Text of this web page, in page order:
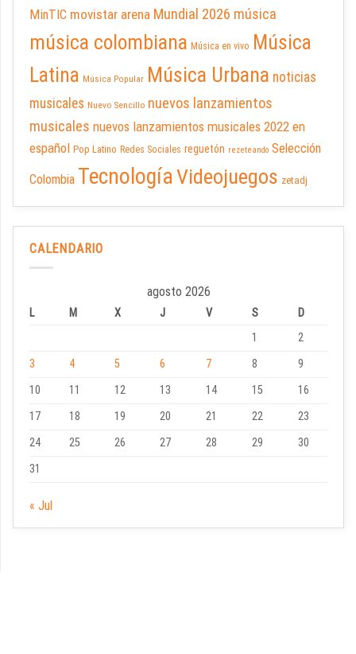
MinTIC movistar arena Mundial 2026 música
música colombiana Música en vivo Música
Latina Música Popular Música Urbana noticias
musicales Nuevo Sencillo nuevos lanzamientos
musicales nuevos lanzamientos musicales 2022 en
español Pop Latino Redes Sociales reguetón rezeteando Selección
Colombia TecnologíaVideojuegos zetadj
CALENDARIO
agosto 2026
L M X J V S
D
1
2
3
4 5 6 7 8
9
10
11 12 13 14 15
16
17
18 19 20 21 22
23
24
25 26 27 28 29
30
31
« Jul